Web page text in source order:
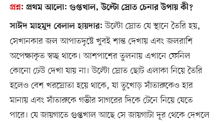
প্রশ্ন: প্রথম আলো: গুপ্তখাল, উল্টো স্রোত চেনার উপায় কী?
সাঈদ মাহমুদ বেলাল হায়দার: উল্টো স্রোত যে স্থানে তৈরি হয়,
সেখানকার জল আপাতদৃষ্টে খুবই শান্ত দেখায় এবং জলরাশি
অপেক্ষাকৃত স্বচ্ছ থাকে। আশপাশের তুলনায় এখানে ফেনিল
কোনো ঢেউ দেখা যায় না। উল্টো স্রোত ছোট এলাকা নিয়ে তৈরি
হলেও বেশ খরস্রোতা হয়ে থাকে, যা তুখোড় সাঁতারুকেও হার
মানায় এবং সাঁতারুকে গভীর সাগরের দিকে টেনে নিয়ে যেতে
পারে। যে জায়গাতে গুপ্তখাল আছে সে জায়গাটা দূর থেকে দেখলে